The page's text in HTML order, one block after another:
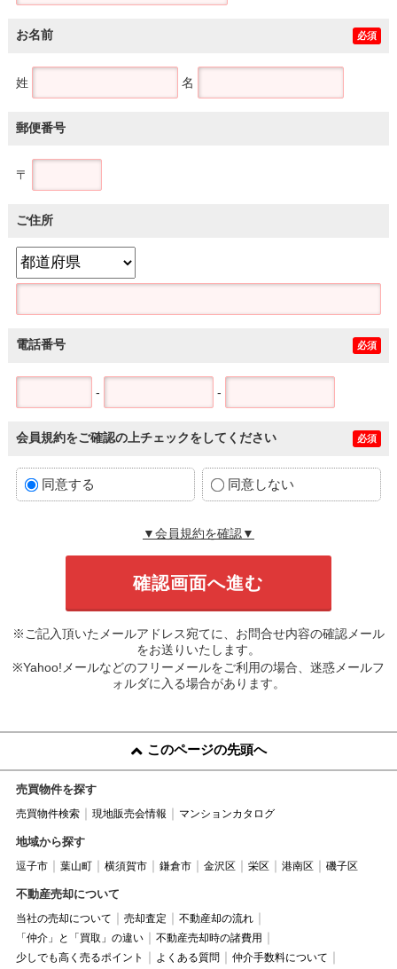
お名前 必須
姓 名
郵便番号
〒
ご住所
電話番号 必須
- -
会員規約をご確認の上チェックをしてください 必須
同意する 同意しない
▼会員規約を確認▼
※ご記入頂いたメールアドレス宛てに、お問合せ内容の確認メール
をお送りいたします。
※Yahoo!メールなどのフリーメールをご利用の場合、迷惑メールフ
ォルダに入る場合があります。
このページの先頭へ
売買物件を探す
売買物件検索 現地販売会情報 マンションカタログ
地域から探す
逗子市 葉山町 横須賀市 鎌倉市 金沢区 栄区 港南区 磯子区
不動産売却について
当社の売却について 売却査定
不動産却の流れ
「仲介」と「買取」の違い
不動産売却時の諸費用
少しでも高く売るポイント
よくある質問
仲介手数料について